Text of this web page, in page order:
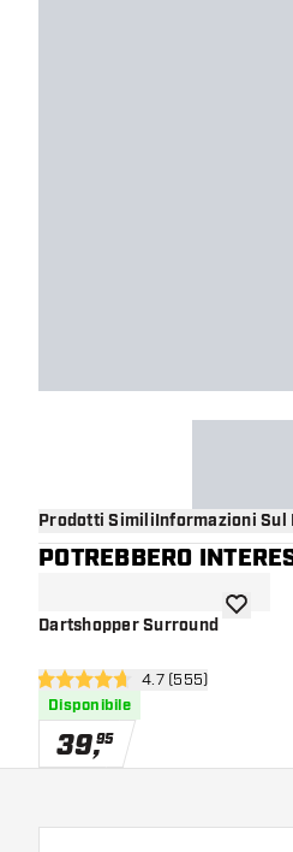
Prodotti SimiliInformazioni Sul
POTREBBERO
Dartshopper Surround
apri pannello
4.7 stelle di valutazione
4.7 (555)
Disponibile
39,95